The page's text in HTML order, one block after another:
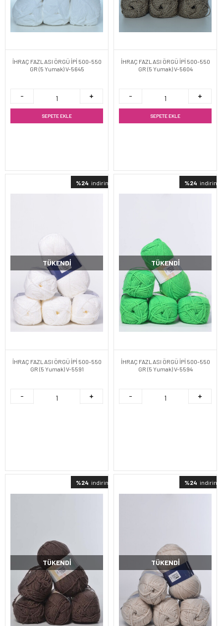
İHRAÇ FAZLASI ÖRGÜ İPİ 500-550
GR (5 Yumak) V-5645
SEPETE EKLE
İHRAÇ FAZLASI ÖRGÜ İPİ 500-550
GR (5 Yumak) V-5604
SEPETE EKLE
%24 indirimli
TÜKENDI
İHRAÇ FAZLASI ÖRGÜ İPİ 500-550
GR (5 Yumak) V-5591
%24 indirimli
TÜKENDI
İHRAÇ FAZLASI ÖRGÜ İPİ 500-550
GR (5 Yumak) V-5594
%24 indirimli
TÜKENDI
%24 indirimli
TÜKENDI